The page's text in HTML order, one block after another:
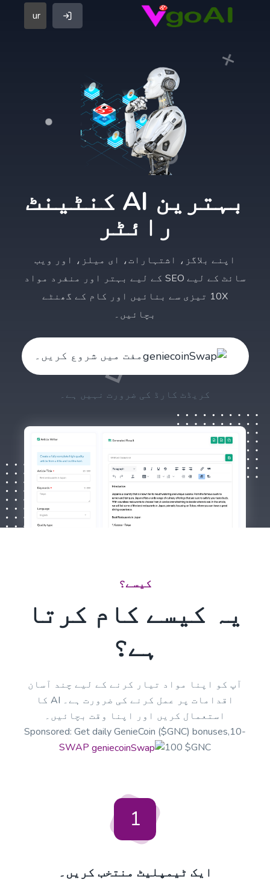
ur
بہترین AI کنٹینٹ
رائٹر
اپنے بلاگز، اشتہارات، ای میلز، اور ویب
سائٹ کے لیے SEO کے لیے بہتر اور منفرد مواد
10X تیزی سے بنائیں اور کام کے گھنٹے
بچائیں۔
مفت میں شروع کریں۔
کریڈٹ کارڈ کی ضرورت نہیں ہے۔
کیسے؟
یہ کیسے کام کرتا
ہے؟
آپ کو اپنا مواد تیار کرنے کے لیے چند آسان
اقدامات پر عمل کرنے کی ضرورت ہے۔ AI کا
استعمال کریں اور اپنا وقت بچائیں۔
Sponsored: Get daily GenieCoin ($GNC) bonuses,10-
100 $GNC
1
ایک ٹیمپلیٹ منتخب کریں۔